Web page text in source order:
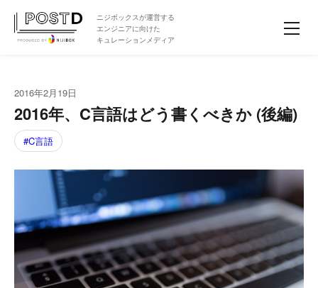
ニジボックスが運営する
エンジニアに向けた
キュレーションメディア
2016年2月19日
2016年、C言語はどう書くべきか (後編)
C言語